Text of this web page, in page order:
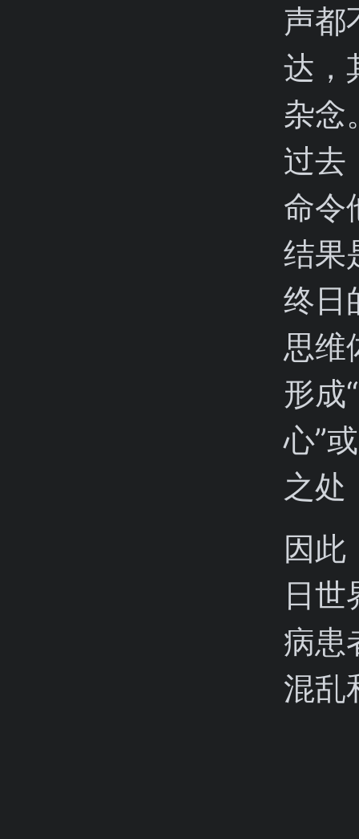
声都
达，
杂念
过去
命令
结果
终日
思维
形成
心”
之处
因此
日世
病患
混乱